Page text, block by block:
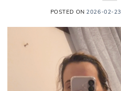
POSTED ON 2026-02-23